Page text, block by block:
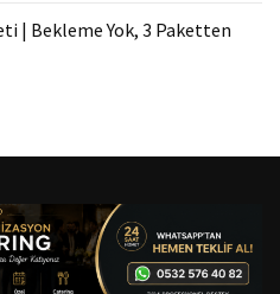
| Bekleme Yok, 3 Paketten